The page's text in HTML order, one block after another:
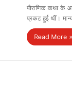
पौराणिक कथा के
प्रकट हुई थीं।
Read More »